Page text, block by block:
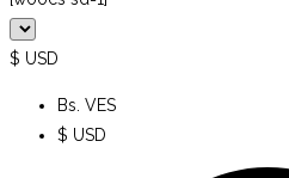
$ USD
Bs. VES
$ USD